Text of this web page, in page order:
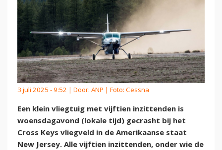
3 juli 2025 - 9:52 | Door: ANP | Foto: Cessna
Een klein vliegtuig met vijftien inzittenden is
woensdagavond (lokale tijd) gecrasht bij het
Cross Keys vliegveld in de Amerikaanse staat
New Jersey. Alle vijftien inzittenden, onder wie de